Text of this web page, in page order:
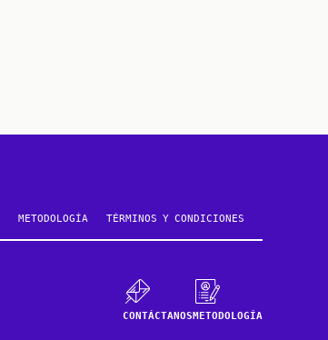
METODOLOGÍA TÉRMINOS Y CONDICIONES
CONTÁCTANOSMETODOLOGÍA